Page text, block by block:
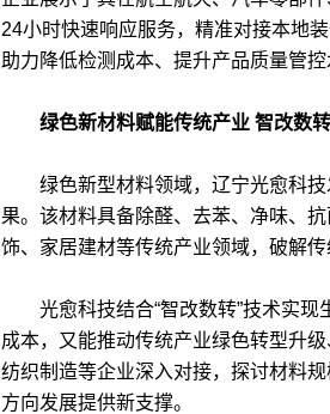
24小时快速响应服务，精准对接本地
助力降低检测成本、提升产品质量管控
绿色新材料赋能传统产业 智改数
绿色新型材料领域，辽宁光愈科技
果。该材料具备除醛、去苯、净味、
饰、家居建材等传统产业领域，破解
光愈科技结合“智改数转”技术实现
成本，又能推动传统产业绿色转型升
纺织制造等企业深入对接，探讨材料
方向发展提供新支撑。